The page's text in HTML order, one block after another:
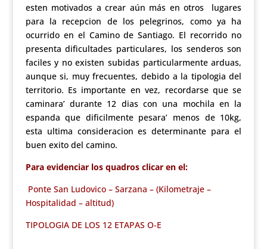
esten motivados a crear aún más en otros lugares
para la recepcion de los pelegrinos, como ya ha
ocurrido en el Camino de Santiago. El recorrido no
presenta dificultades particulares, los senderos son
faciles y no existen subidas particularmente arduas,
aunque si, muy frecuentes, debido a la tipologia del
territorio. Es importante en vez, recordarse que se
caminara’ durante 12 dias con una mochila en la
espanda que dificilmente pesara’ menos de 10kg,
esta ultima consideracion es determinante para el
buen exito del camino.
Para evidenciar los quadros clicar en el:
Ponte San Ludovico – Sarzana – (Kilometraje –
Hospitalidad – altitud)
TIPOLOGIA DE LOS 12 ETAPAS O-E